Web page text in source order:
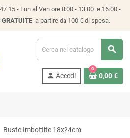
15 - Lun al Ven ore 8:00 - 13:00 e 16:00 -
GRATUITEa partire da 100 € di spesa.
search
person Accedi
0
0,00 €
Buste Imbottite 18x24cm